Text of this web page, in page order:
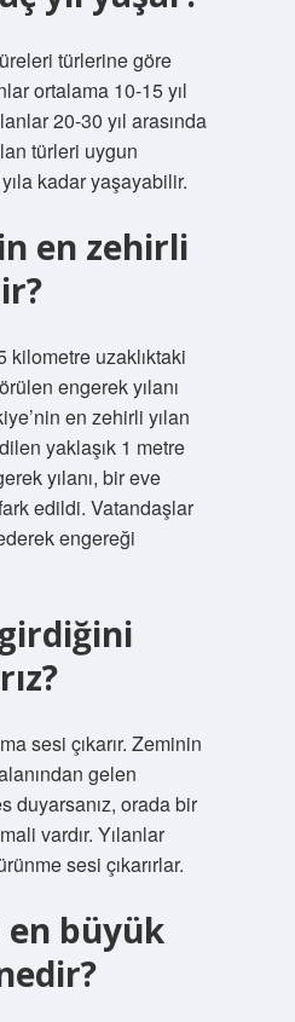
türlerine göre
ortalama 10-15 yıl
20-30 yıl arasında
türleri uygun
kadar yaşayabilir.
en zehirli
kilometre uzaklıktaki
engerek yılanı
en zehirli yılan
yaklaşık 1 metre
yılanı, bir eve
edildi. Vatandaşlar
engereği
sesi çıkarır. Zeminin
gelen
duyarsanız, orada bir
vardır. Yılanlar
sesi çıkarırlar.
en büyük